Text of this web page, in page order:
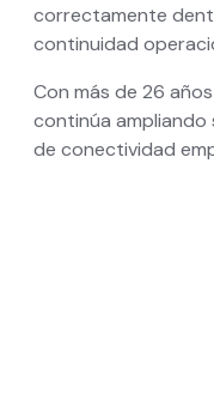
correctamente
continuidad
Con más de 26
continúa
de conectividad